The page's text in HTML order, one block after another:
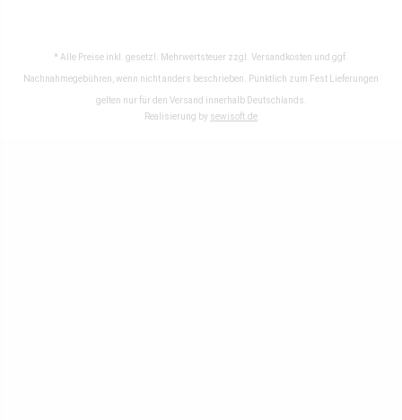
* Alle Preise inkl. gesetzl. Mehrwertsteuer zzgl. Versandkosten und ggf.
Nachnahmegebühren, wenn nicht anders beschrieben. Pünktlich zum Fest Lieferungen
gelten nur für den Versand innerhalb Deutschlands.
Realisierung by sewisoft.de